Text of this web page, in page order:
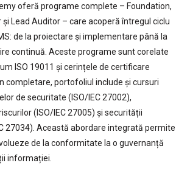
oferă programe complete – Foundation,
Lead Auditor – care acoperă întregul ciclu
de la proiectare și implementare până la
continuă. Aceste programe sunt corelate
ISO 19011 și cerințele de certificare
completare, portofoliul include și cursuri
de securitate (ISO/IEC 27002),
(ISO/IEC 27005) și securității
27034). Această abordare integrată permite
de la conformitate la o guvernanță
informației.